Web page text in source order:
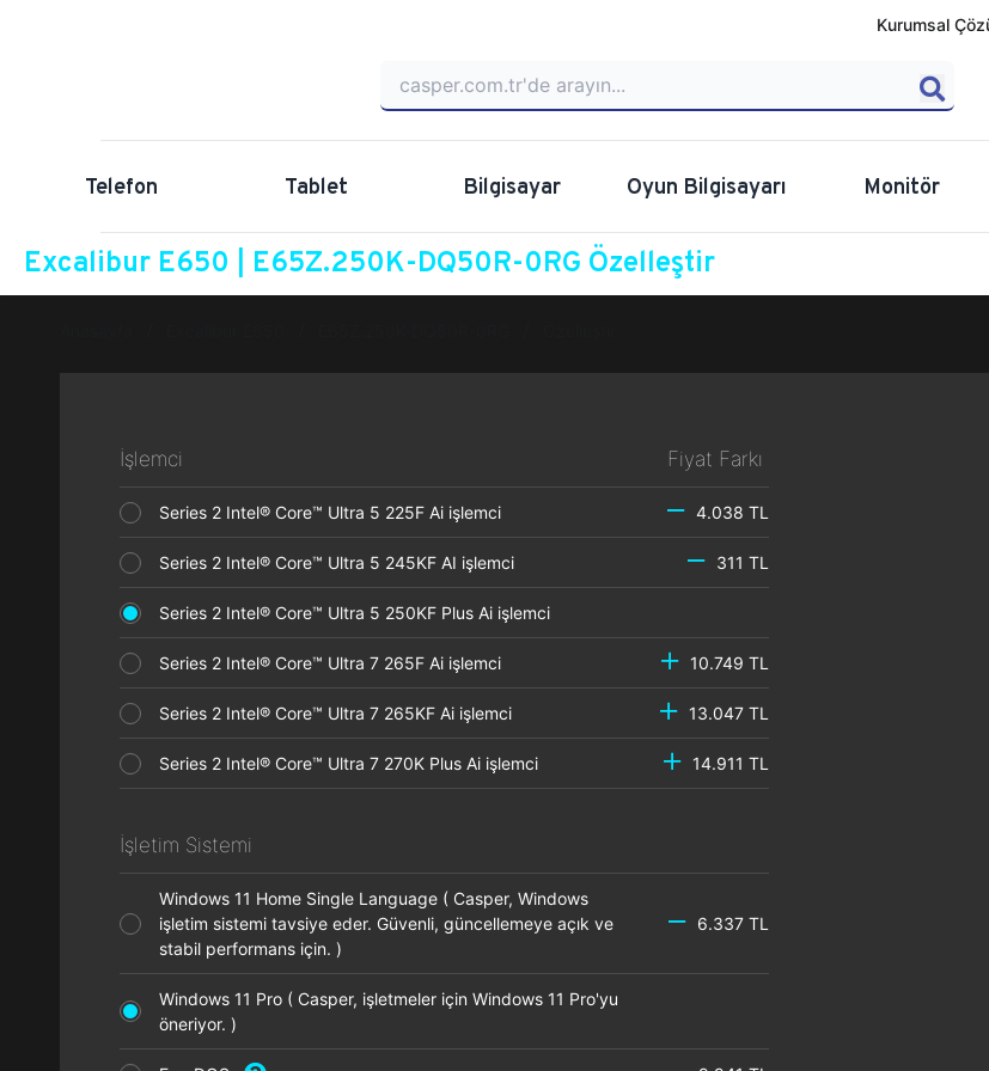
Kurumsal
Telefon Tablet Bilgisayar Oyun Bilgisayarı Monitör
Excalibur E650 | E65Z.250K-DQ50R-0RG Özelleştir
İşlemci Fiyat Farkı
Series 2 Intel® Core™ Ultra 5 225F Ai işlemci 4.038 TL
Series 2 Intel® Core™ Ultra 5 245KF AI işlemci 311 TL
Series 2 Intel® Core™ Ultra 5 250KF Plus Ai işlemci
Series 2 Intel® Core™ Ultra 7 265F Ai işlemci 10.749 TL
Series 2 Intel® Core™ Ultra 7 265KF Ai işlemci 13.047 TL
Series 2 Intel® Core™ Ultra 7 270K Plus Ai işlemci 14.911 TL
İşletim Sistemi
Windows 11 Home Single Language ( Casper, Windows
işletim sistemi tavsiye eder. Güvenli, güncellemeye açık ve
stabil performans için. )
6.337 TL
Windows 11 Pro ( Casper, işletmeler için Windows 11 Pro'yu
öneriyor. )